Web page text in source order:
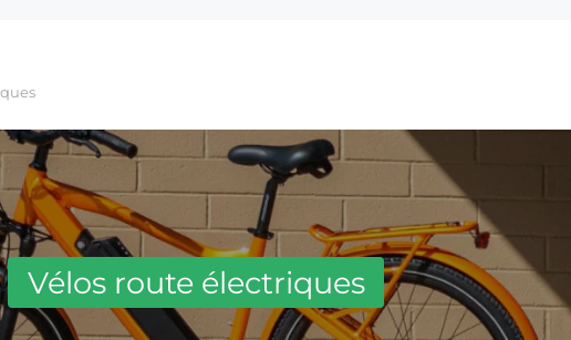
Vélos route électriques